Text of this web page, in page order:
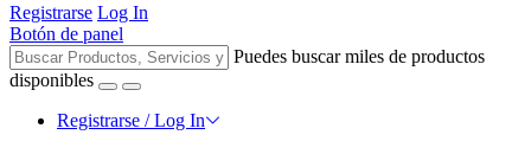
Registrarse Log In
Botón de panel
Puedes buscar miles de productos
disponibles
Registrarse / Log In